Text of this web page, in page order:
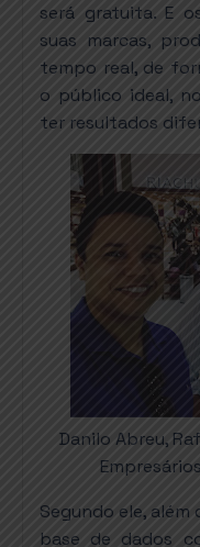
será gratuita. E
suas marcas,
tempo real, de
o público ideal,
ter resultados
Danilo Abreu,
Segundo ele,
base de dados